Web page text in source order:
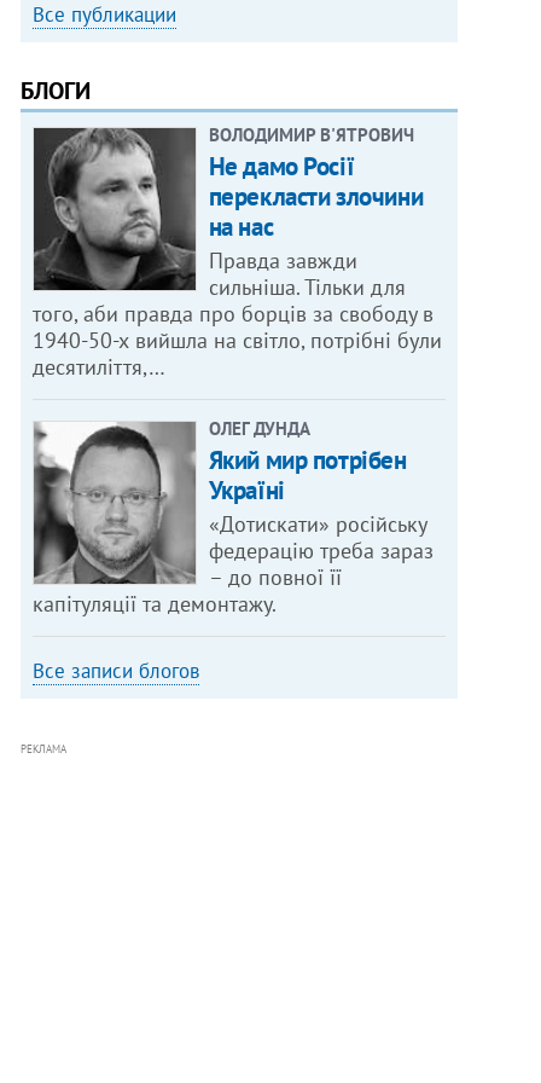
Все публикации
БЛОГИ
ВОЛОДИМИР В'ЯТРОВИЧ
Не дамо Росії
перекласти злочини
на нас
Правда завжди
сильніша. Тільки для
того, аби правда про борців за свободу в
1940-50-х вийшла на світло, потрібні були
десятиліття,…
ОЛЕГ ДУНДА
Який мир потрібен
Україні
«Дотискати» російську
федерацію треба зараз
– до повної її
капітуляції та демонтажу.
Все записи блогов
РЕКЛАМА